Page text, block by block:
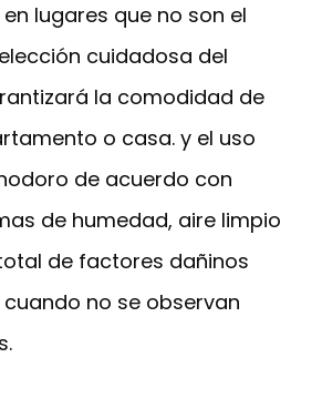
lugares que no son el
cuidadosa del
la comodidad de
o casa. y el uso
de acuerdo con
de humedad, aire limpio
de factores dañinos
no se observan